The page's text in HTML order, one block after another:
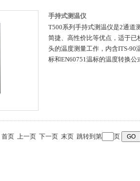
手持式测温仪
T500系列手持式测温仪是2通道
简捷、高性价比等优点，适于已
头的温度测量工作，内含ITS-90
标和EN60751温标的温度转换公
首页 上一页 下一页 末页 跳转到第 页